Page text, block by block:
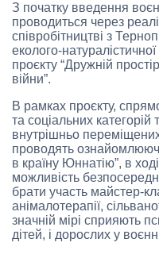
З початку введення
проводиться через
співробітництві з
еколого-
проєкту “Дружній
війни”.
В рамках проєкту,
та соціальних категорій
внутрішньо
проводять
в країну Юннатію”, в
можливість
брати участь майстер-
анімалотерапії,
значній мірі сприяють
дітей, і дорослих у